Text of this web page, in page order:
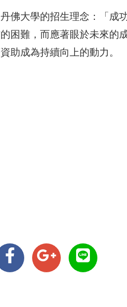
佛大學的招生理念：「成
困難，而應著眼於未來的
助成為持續向上的動力。